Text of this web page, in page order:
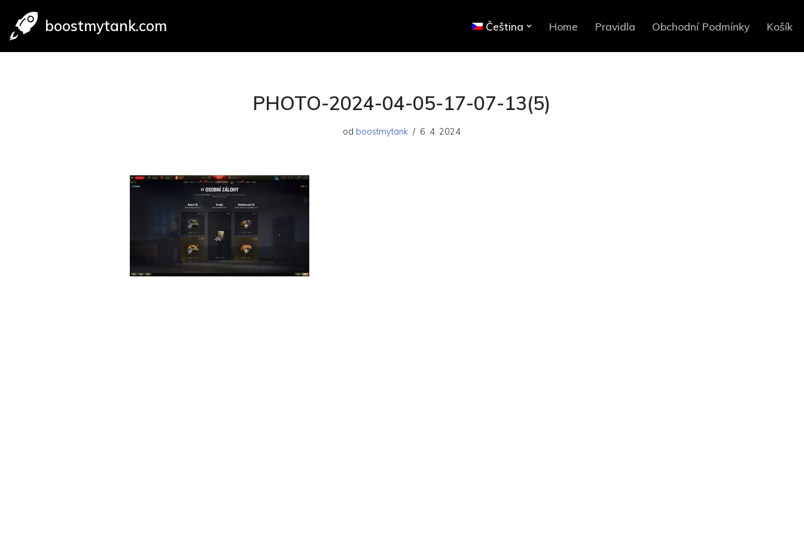
Přeskočitboostmytank.com Čeština Home Pravidla Obchodní Podmínky Košík
PHOTO-2024-04-05-17-07-13(5)
od boostmytank 6. 4. 2024